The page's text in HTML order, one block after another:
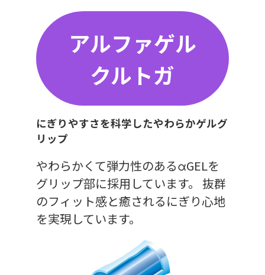
アルファゲル
クルトガ
にぎりやすさを科学したやわらかゲルグ
リップ
やわらかくて弾力性のあるαGELを
グリップ部に採用しています。 抜群
のフィット感と癒されるにぎり心地
を実現しています。